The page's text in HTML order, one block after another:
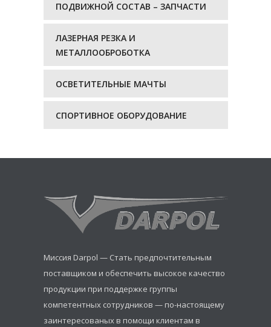
ПОДВИЖНОЙ СОСТАВ – ЗАПЧАСТИ
ЛАЗЕРНАЯ РЕЗКА И
МЕТАЛЛООБРОБОТКА
ОСВЕТИТЕЛЬНЫЕ МАЧТЫ
СПОРТИВНОЕ ОБОРУДОВАНИЕ
Миссия Darpol — Стать предпочтительным
поставщиком и обеспечить высокое качество
продукции при поддержке группы
компетентных сотрудников — по-настоящему
заинтересованых в помощи клиентам в